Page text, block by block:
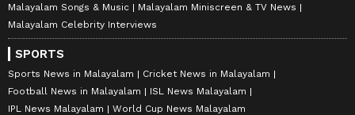
Malayalam Songs & Music
Malayalam Miniscreen & TV News
Malayalam Celebrity Interviews
SPORTS
Sports News in Malayalam
Cricket News in Malayalam
Football News in Malayalam
ISL News Malayalam
IPL News Malayalam
World Cup News Malayalam